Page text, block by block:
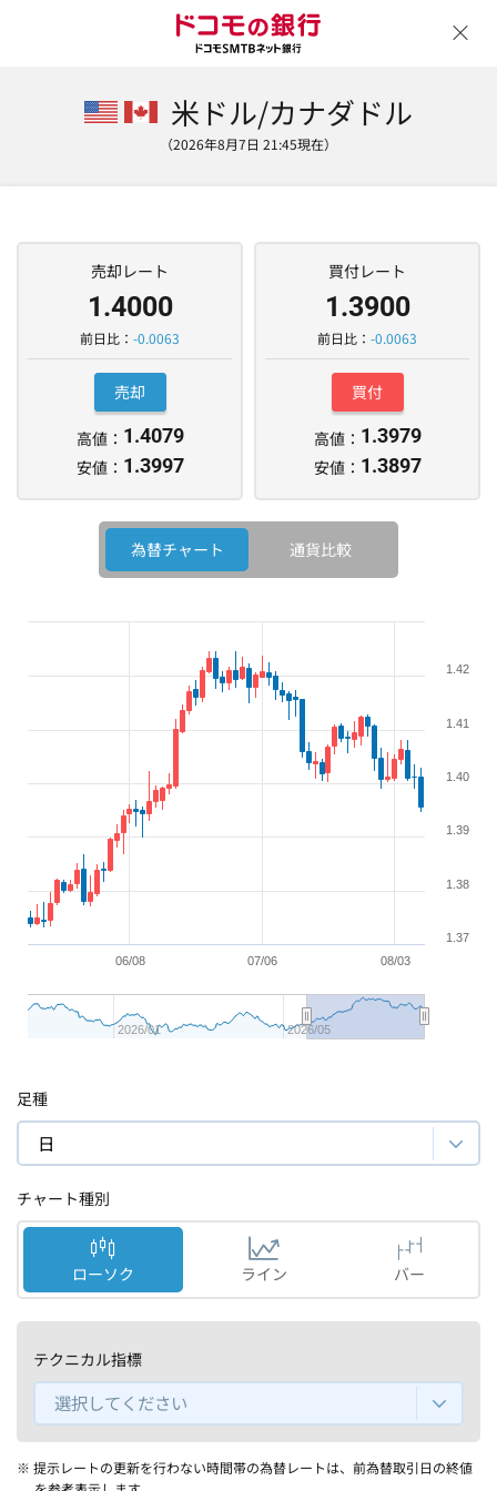
米ドル/カナダドル
（2026年8月7日 21:45現在）
売却レート
1.4000
前日比： -0.0063
売却
高値： 1.4079
安値： 1.3997
買付レート
1.3900
前日比： -0.0063
買付
高値： 1.3979
安値： 1.3897
為替チャート 通貨比較
為替チャート
06/08 07/06 08/03
2026/01 2026/05
1.37
1.38
1.39
1.40
1.41
1.42
足種
日
チャート種別
ローソク ライン バー
テクニカル指標
選択してください
※ 提示レートの更新を行わない時間帯の為替レートは、前為替取引日の終値